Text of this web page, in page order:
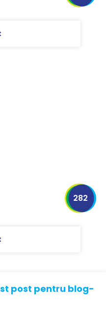
282
post pentru blog-